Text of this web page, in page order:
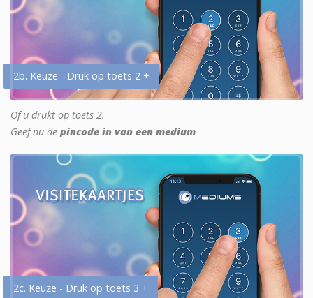
2b. Keuze - Druk op toets 2 +
Of u drukt op toets 2.
Geef nu de pincode in van een medium
2c. Keuze - Druk op toets 3 +